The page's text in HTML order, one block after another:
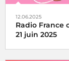
12.06.2025
Radio France
21 juin 2025